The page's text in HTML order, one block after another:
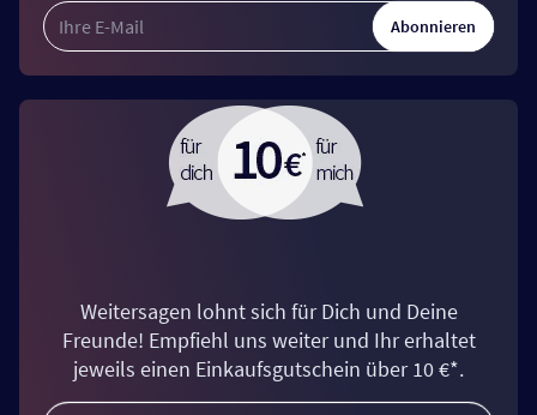
Abonnieren
Weitersagen lohnt sich für Dich und Deine
Freunde! Empfiehl uns weiter und Ihr erhaltet
jeweils einen Einkaufsgutschein über 10 €*.